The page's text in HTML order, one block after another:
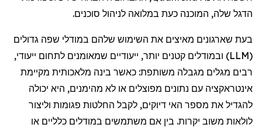
הדגל שלה, המוכנה כעת במלואה לניהול סוכנים.
בעת שארגונים מאיצים את השימוש שלהם במודלי שפה גדולים
(
LLM) ובמודלים קטנים יותר, ייעודיים שמאומנים לתחום ייעודי,
רבים מגלים מגבלה משותפת: כאשר בינה מלאכותית מקיימת
אינטראקציה עם נתונים מפוצלים או לא מהימנים, היא יכולה
להגדיל את מספר האי דיוקים, לקבל החלטות פגומות וליצור
לולאות משוב יקרות. בין אם משתמשים במודלים כלליים או